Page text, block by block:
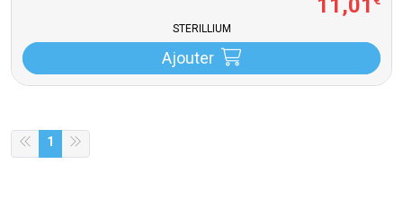
11,01
STERILLIUM
Ajouter
1